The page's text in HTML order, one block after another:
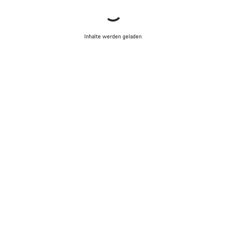
Inhalte werden geladen